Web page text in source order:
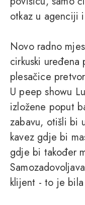
otkaz u agenciji
Novo radno
cirkuski
plesačice
U peep showu
izložene poput
zabavu, otišli bi
kavez gdje bi
gdje bi također
klijent - to je